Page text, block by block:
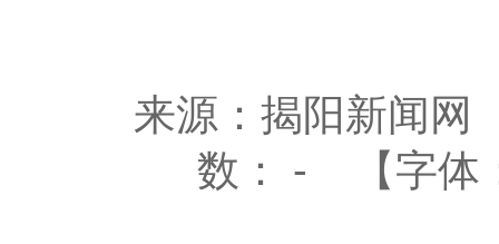
来源：揭阳新闻网
数：
- 【字体